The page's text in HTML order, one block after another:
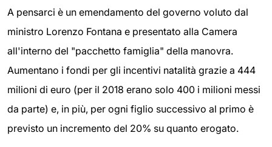
A pensarci è un emendamento del governo voluto dal
ministro Lorenzo Fontana e presentato alla Camera
all'interno del "pacchetto famiglia" della manovra.
Aumentano i fondi per gli incentivi natalità grazie a 444
milioni di euro (per il 2018 erano solo 400 i milioni messi
da parte) e, in più, per ogni figlio successivo al primo è
previsto un incremento del 20% su quanto erogato.